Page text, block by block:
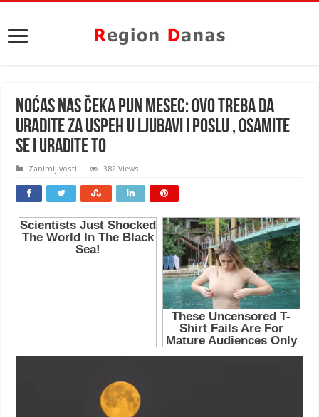
NOĆAS NAS ČEKA PUN MESEC: Ovo treba da
uradite za uspeh u ljubavi i poslu , osamite
se i URADITE TO
Zanimljivosti 382 Views